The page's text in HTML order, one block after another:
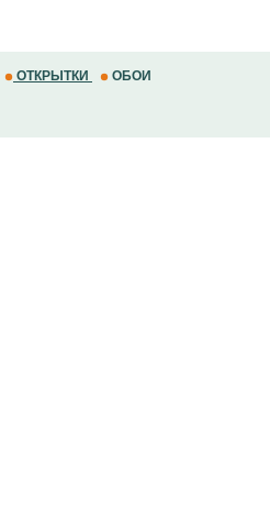
ОТКРЫТКИ ОБОИ